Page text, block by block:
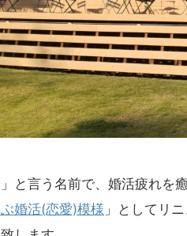
と言う名前で、婚活疲れを
ぶ婚活(恋愛)模様 」としてリ